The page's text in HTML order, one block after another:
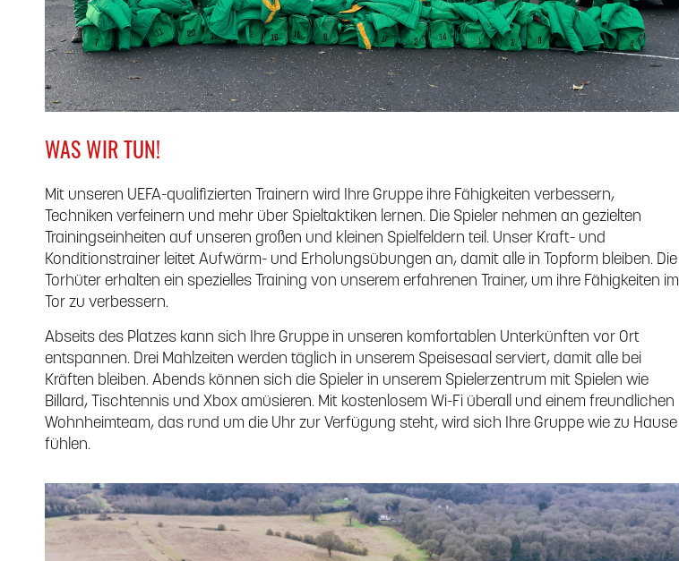
WAS WIR TUN!
Mit unseren UEFA-qualifizierten Trainern wird Ihre Gruppe ihre Fähigkeiten verbessern,
Techniken verfeinern und mehr über Spieltaktiken lernen. Die Spieler nehmen an gezielten
Trainingseinheiten auf unseren großen und kleinen Spielfeldern teil. Unser Kraft- und
Konditionstrainer leitet Aufwärm- und Erholungsübungen an, damit alle in Topform bleiben. Die
Torhüter erhalten ein spezielles Training von unserem erfahrenen Trainer, um ihre Fähigkeiten im
Tor zu verbessern.
Abseits des Platzes kann sich Ihre Gruppe in unseren komfortablen Unterkünften vor Ort
entspannen. Drei Mahlzeiten werden täglich in unserem Speisesaal serviert, damit alle bei
Kräften bleiben. Abends können sich die Spieler in unserem Spielerzentrum mit Spielen wie
Billard, Tischtennis und Xbox amüsieren. Mit kostenlosem Wi-Fi überall und einem freundlichen
Wohnheimteam, das rund um die Uhr zur Verfügung steht, wird sich Ihre Gruppe wie zu Hause
fühlen.